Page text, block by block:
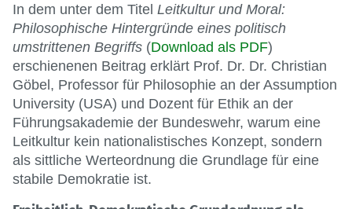
In dem unter dem Titel Leitkultur und Moral:
Philosophische Hintergründe eines politisch
umstrittenen Begriffs (Download als PDF)
erschienenen Beitrag erklärt Prof. Dr. Dr. Christian
Göbel, Professor für Philosophie an der Assumption
University (USA) und Dozent für Ethik an der
Führungsakademie der Bundeswehr, warum eine
Leitkultur kein nationalistisches Konzept, sondern
als sittliche Werteordnung die Grundlage für eine
stabile Demokratie ist.